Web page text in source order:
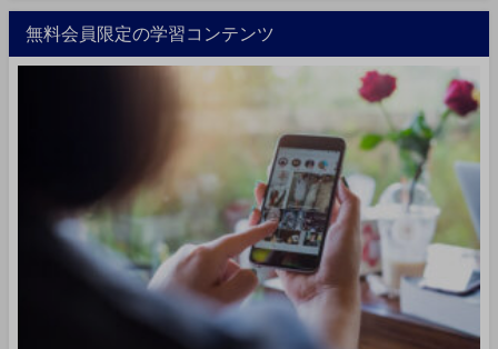
無料会員限定の学習コンテンツ